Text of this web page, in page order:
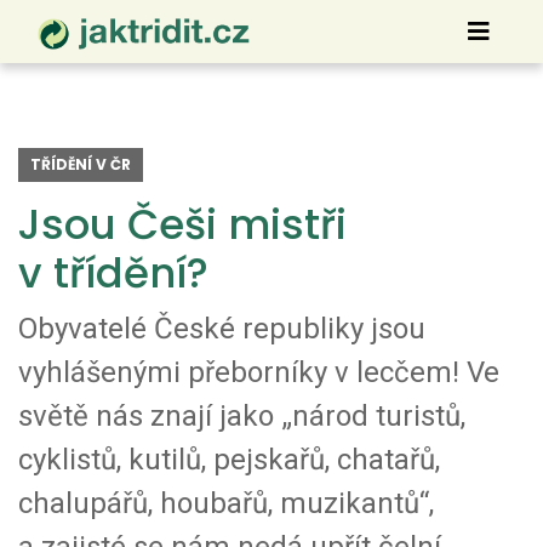
TŘÍDĚNÍ V ČR
Jsou Češi mistři
v třídění?
Obyvatelé České republiky jsou
vyhlášenými přeborníky v lecčem! Ve
světě nás znají jako „národ turistů,
cyklistů, kutilů, pejskařů, chatařů,
chalupářů, houbařů, muzikantů“,